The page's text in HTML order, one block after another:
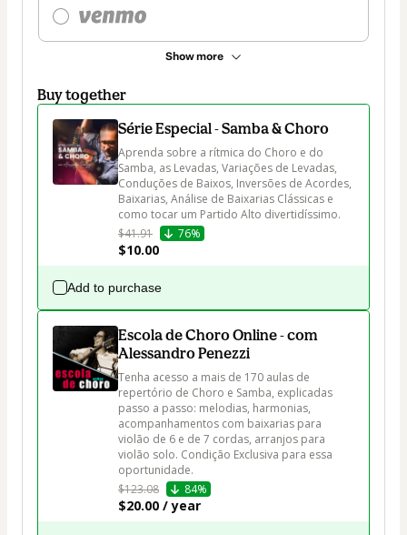
Show more
Buy together
Série Especial - Samba & Choro
Aprenda sobre a rítmica do Choro e do
Samba, as Levadas, Variações de Levadas,
Conduções de Baixos, Inversões de Acordes,
Baixarias, Análise de Baixarias Clássicas e
como tocar um Partido Alto divertidíssimo.
$41.91
76%
$10.00
Add to purchase
Escola de Choro Online - com
Alessandro Penezzi
Tenha acesso a mais de 170 aulas de
repertório de Choro e Samba, explicadas
passo a passo: melodias, harmonias,
acompanhamentos com baixarias para
violão de 6 e de 7 cordas, arranjos para
violão solo. Condição Exclusiva para essa
oportunidade.
$123.08
84%
$20.00 / year